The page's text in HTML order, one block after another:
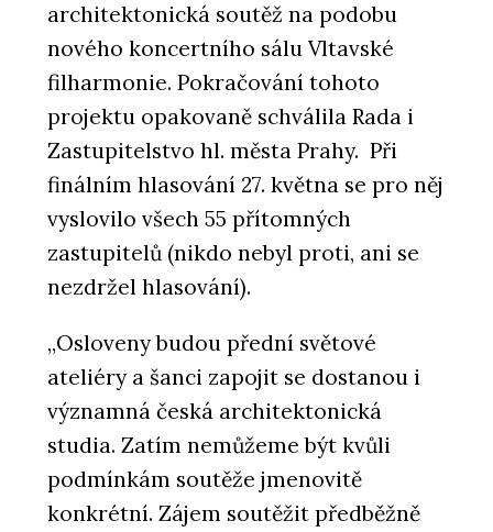
architektonická soutěž na podobu
nového koncertního sálu Vltavské
filharmonie. Pokračování tohoto
projektu opakovaně schválila Rada i
Zastupitelstvo hl. města Prahy. Při
finálním hlasování 27. května se pro něj
vyslovilo všech 55 přítomných
zastupitelů (nikdo nebyl proti, ani se
nezdržel hlasování).
„Osloveny budou přední světové
ateliéry a šanci zapojit se dostanou i
významná česká architektonická
studia. Zatím nemůžeme být kvůli
podmínkám soutěže jmenovitě
konkrétní. Zájem soutěžit předběžně